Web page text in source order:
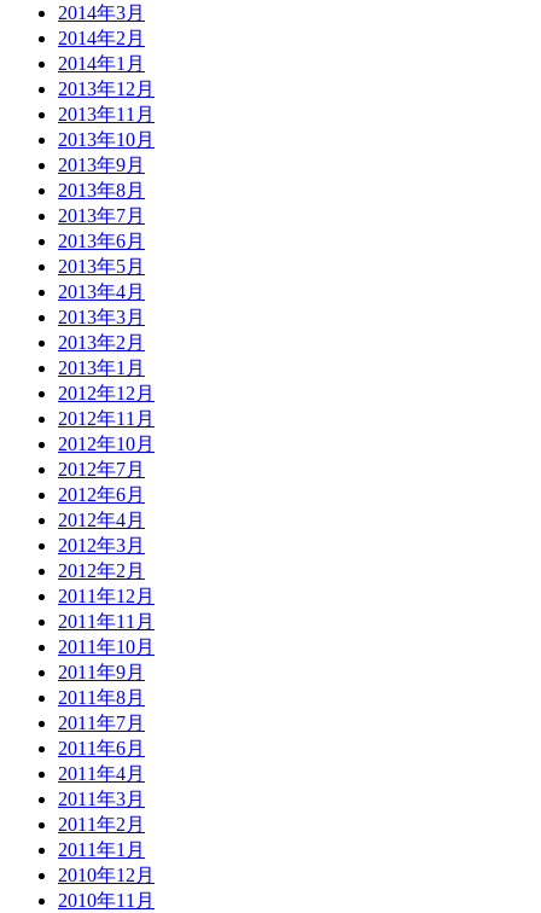
2014年3月
2014年2月
2014年1月
2013年12月
2013年11月
2013年10月
2013年9月
2013年8月
2013年7月
2013年6月
2013年5月
2013年4月
2013年3月
2013年2月
2013年1月
2012年12月
2012年11月
2012年10月
2012年7月
2012年6月
2012年4月
2012年3月
2012年2月
2011年12月
2011年11月
2011年10月
2011年9月
2011年8月
2011年7月
2011年6月
2011年4月
2011年3月
2011年2月
2011年1月
2010年12月
2010年11月